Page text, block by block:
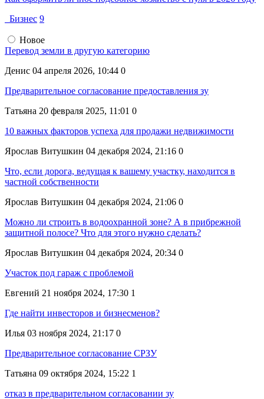
Бизнес 9
Новое
Перевод земли в другую категорию
Денис 04 апреля 2026, 10:44 0
Предварительное согласование предоставления зу
Татьяна 20 февраля 2025, 11:01 0
10 важных факторов успеха для продажи недвижимости
Ярослав Витушкин 04 декабря 2024, 21:16 0
Что, если дорога, ведущая к вашему участку, находится в
частной собственности
Ярослав Витушкин 04 декабря 2024, 21:06 0
Можно ли строить в водоохранной зоне? А в прибрежной
защитной полосе? Что для этого нужно сделать?
Ярослав Витушкин 04 декабря 2024, 20:34 0
Участок под гараж с проблемой
Евгений 21 ноября 2024, 17:30 1
Где найти инвесторов и бизнесменов?
Илья 03 ноября 2024, 21:17 0
Предварительное согласование СРЗУ
Татьяна 09 октября 2024, 15:22 1
отказ в предварительном согласовании зу